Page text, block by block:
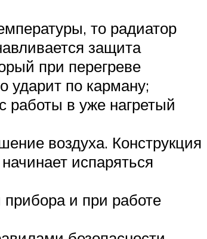
то радиатор
защита
при перегреве
ударит по карману;
работы в уже нагретый
воздуха. Конструкция
испаряться
прибора и при работе